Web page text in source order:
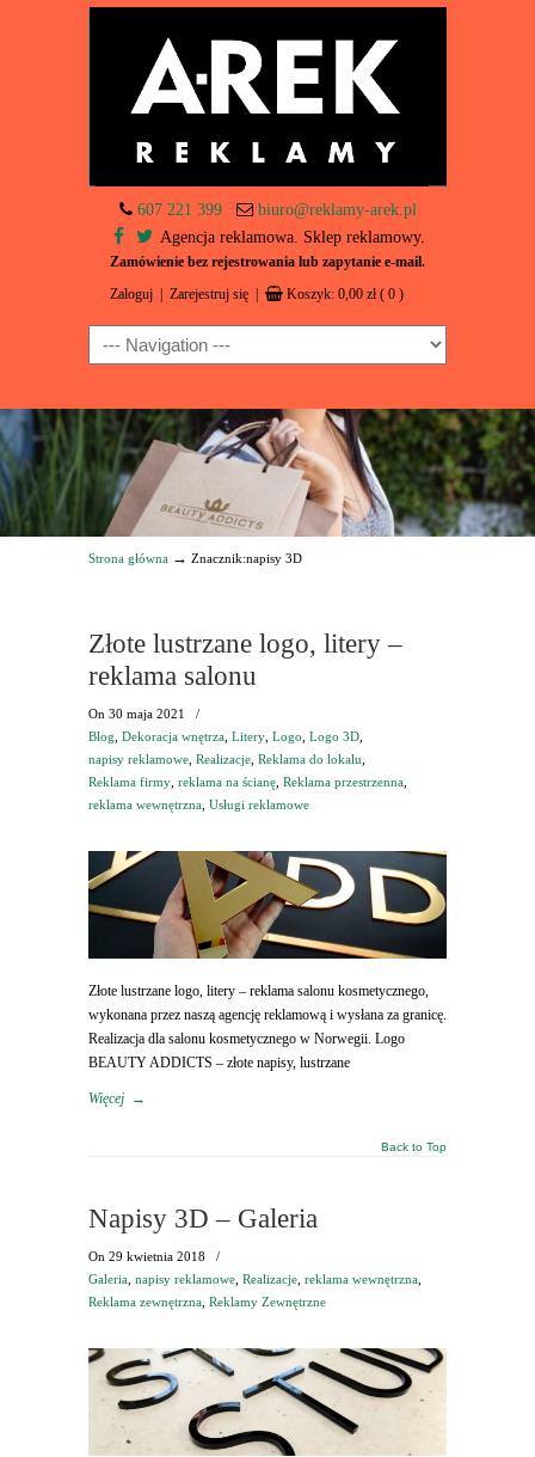
607 221 399
biuro@reklamy-arek.pl
Agencja reklamowa. Sklep reklamowy.
Zamówienie bez rejestrowania lub zapytanie e-mail.
Zaloguj Zarejestruj się Koszyk: 0,00 zł ( 0 )
Navigation
Strona główna → Znacznik:napisy 3D
Złote lustrzane logo, litery –
reklama salonu
On 30 maja 2021
/
Blog Dekoracja wnętrza Litery Logo Logo 3D
napisy reklamowe Realizacje Reklama do lokalu
Reklama firmy reklama na ścianę Reklama przestrzenna
reklama wewnętrzna Usługi reklamowe
Złote lustrzane logo, litery – reklama salonu kosmetycznego,
wykonana przez naszą agencję reklamową i wysłana za granicę.
Realizacja dla salonu kosmetycznego w Norwegii. Logo
BEAUTY ADDICTS – złote napisy, lustrzane
Więcej →
Back to Top
Napisy 3D – Galeria
On 29 kwietnia 2018
/
Galeria napisy reklamowe Realizacje reklama wewnętrzna
Reklama zewnętrzna Reklamy Zewnętrzne